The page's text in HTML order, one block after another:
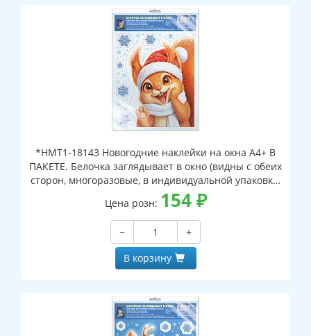
*НМТ1-18143 Новогодние наклейки на окна А4+ В
ПАКЕТЕ. Белочка заглядывает в окно (видны с обеих
сторон, многоразовые, в индивидуальной упаковке,
с европодвесом и клеевым клапаном)
Цена розн: 154₽
−
+
В корзину